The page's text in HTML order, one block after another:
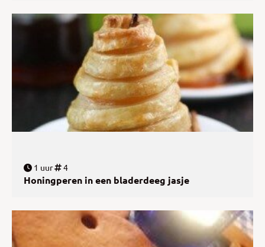
1 uur 4
Honingperen in een bladerdeeg jasje